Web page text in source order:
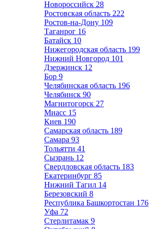
Новороссийск 28
Ростовская область 222
Ростов-на-Дону 109
Таганрог 16
Батайск 10
Нижегородская область 199
Нижний Новгород 101
Дзержинск 12
Бор 9
Челябинская область 196
Челябинск 90
Магнитогорск 27
Миасс 15
Киев 190
Самарская область 189
Самара 93
Тольятти 41
Сызрань 12
Свердловская область 183
Екатеринбург 85
Нижний Тагил 14
Березовский 8
Республика Башкортостан 176
Уфа 72
Стерлитамак 9